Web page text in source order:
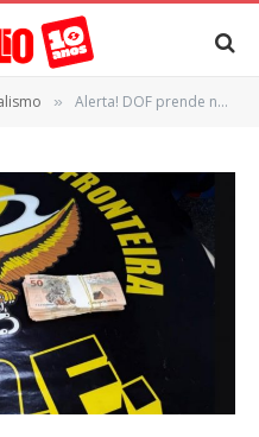
» Alerta! DOF prende na fronteira dois homens levando dinheiro falso do Paraguai para o Mato Grosso